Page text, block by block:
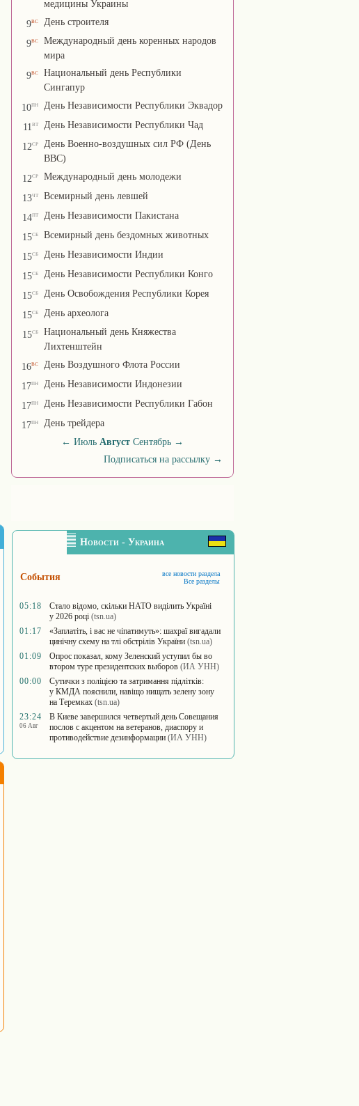
медицины Украины
9вс День строителя
9вс
Международный день коренных народов
мира
9вс
Национальный день Республики
Сингапур
10пн День Независимости Республики Эквадор
11вт День Независимости Республики Чад
12ср
День Военно-воздушных сил РФ (День
ВВС)
12ср Международный день молодежи
13чт Всемирный день левшей
14пт День Независимости Пакистана
15сб Всемирный день бездомных животных
15сб День Независимости Индии
15сб День Независимости Республики Конго
15сб День Освобождения Республики Корея
15сб День археолога
15сб
Национальный день Княжества
Лихтенштейн
16вс День Воздушного Флота России
17пн День Независимости Индонезии
17пн День Независимости Республики Габон
17пн
День трейдера
← Июль Август Сентябрь →
Подписаться на рассылку →
Новости - Украина
События
все новости раздела
Все разделы
05:18
Стало відомо, скільки НАТО виділить Україні
у 2026 році (tsn.ua)
01:17
«Заплатіть, і вас не чіпатимуть»: шахраї вигадали
цинічну схему на тлі обстрілів України (tsn.ua)
01:09
Опрос показал, кому Зеленский уступил бы во
втором туре президентских выборов (ИА УНН)
00:00
Сутички з поліцією та затримання підлітків:
у КМДА пояснили, навіщо нищать зелену зону
на Теремках (tsn.ua)
23:24
06 Авг
В Киеве завершился четвертый день Совещания
послов с акцентом на ветеранов, диаспору и
противодействие дезинформации (ИА УНН)